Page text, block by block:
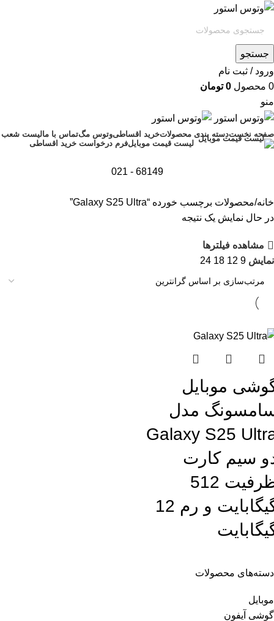
جستجو
ورود / ثبت نام
0 محصول 0 تومان
منو
صفحه نخستدسته بندی محصولاتخرید اقساطیوتوس مگتماس با مالیست شعب
لیست قیمت موبایلفرم درخواست خرید اقساطی
68149 - 021
دسته‌های محصولات
موبایل
گوشی آیفون
خانه محصولات برچسب خورده “Galaxy S25 Ultra”
در حال نمایش یک نتیجه
مشاهده فیلترها
نمایش 9
12
18
24
موبایل
مدل
Galaxy S25
سیم کارت
ظرفیت 512
گیگابایت و رم 12